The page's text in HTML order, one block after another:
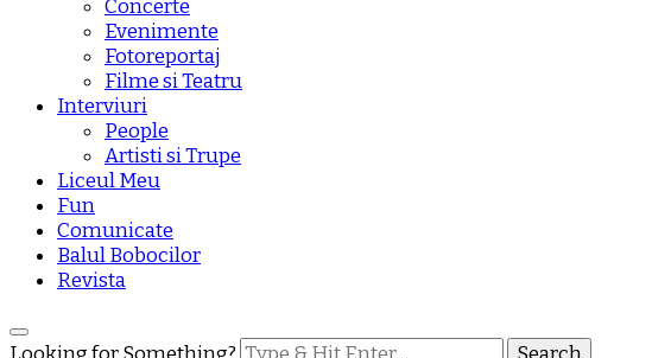
Concerte
Evenimente
Fotoreportaj
Filme si Teatru
Interviuri
People
Artisti si Trupe
Liceul Meu
Fun
Comunicate
Balul Bobocilor
Revista